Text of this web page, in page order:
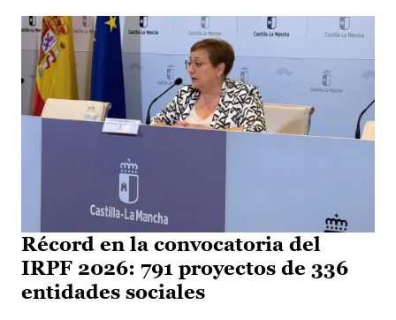
Récord en la convocatoria del
IRPF 2026: 791 proyectos de 336
entidades sociales